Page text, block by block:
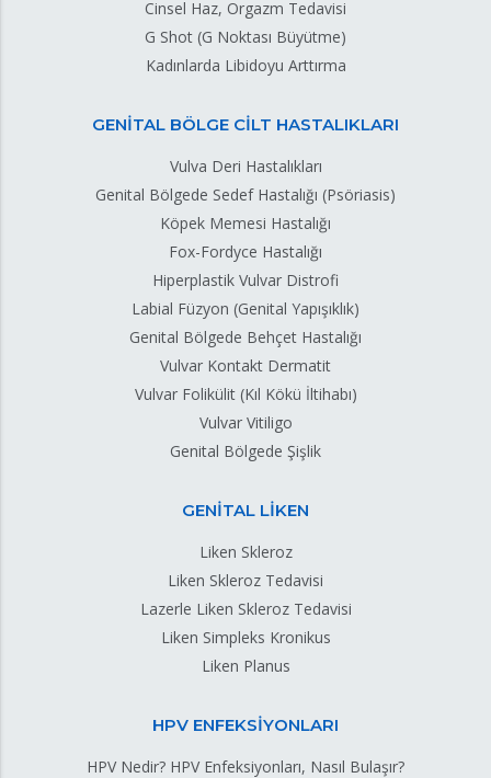
Cinsel Haz, Orgazm Tedavisi
G Shot (G Noktası Büyütme)
Kadınlarda Libidoyu Arttırma
GENİTAL BÖLGE CİLT HASTALIKLARI
Vulva Deri Hastalıkları
Genital Bölgede Sedef Hastalığı (Psöriasis)
Köpek Memesi Hastalığı
Fox-Fordyce Hastalığı
Hiperplastik Vulvar Distrofi
Labial Füzyon (Genital Yapışıklık)
Genital Bölgede Behçet Hastalığı
Vulvar Kontakt Dermatit
Vulvar Folikülit (Kıl Kökü İltihabı)
Vulvar Vitiligo
Genital Bölgede Şişlik
GENİTAL LİKEN
Liken Skleroz
Liken Skleroz Tedavisi
Lazerle Liken Skleroz Tedavisi
Liken Simpleks Kronikus
Liken Planus
HPV ENFEKSİYONLARI
HPV Nedir? HPV Enfeksiyonları, Nasıl Bulaşır?